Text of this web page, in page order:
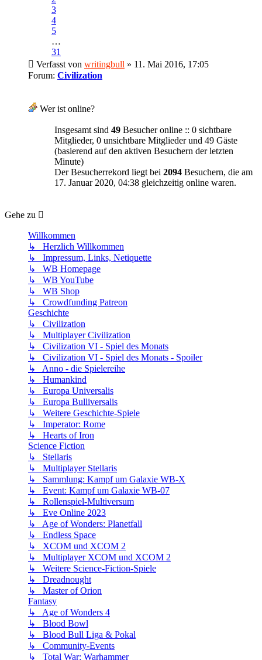
3
4
5
…
31
Verfasst von writingbull » 11. Mai 2016, 17:05
Forum: Civilization
Wer ist online?
Insgesamt sind 49 Besucher online :: 0 sichtbare
Mitglieder, 0 unsichtbare Mitglieder und 49 Gäste
(basierend auf den aktiven Besuchern der letzten
Minute)
Der Besucherrekord liegt bei 2094 Besuchern, die am
17. Januar 2020, 04:38 gleichzeitig online waren.
Gehe zu
Willkommen
↳ Herzlich Willkommen
↳ Impressum, Links, Netiquette
↳ WB Homepage
↳ WB YouTube
↳ WB Shop
↳ Crowdfunding Patreon
Geschichte
↳ Civilization
↳ Multiplayer Civilization
↳ Civilization VI - Spiel des Monats
↳ Civilization VI - Spiel des Monats - Spoiler
↳ Anno - die Spielereihe
↳ Humankind
↳ Europa Universalis
↳ Europa Bulliversalis
↳ Weitere Geschichte-Spiele
↳ Imperator: Rome
↳ Hearts of Iron
Science Fiction
↳ Stellaris
↳ Multiplayer Stellaris
↳ Sammlung: Kampf um Galaxie WB-X
↳ Event: Kampf um Galaxie WB-07
↳ Rollenspiel-Multiversum
↳ Eve Online 2023
↳ Age of Wonders: Planetfall
↳ Endless Space
↳ XCOM und XCOM 2
↳ Multiplayer XCOM und XCOM 2
↳ Weitere Science-Fiction-Spiele
↳ Dreadnought
↳ Master of Orion
Fantasy
↳ Age of Wonders 4
↳ Blood Bowl
↳ Blood Bull Liga & Pokal
↳ Community-Events
↳ Total War: Warhammer